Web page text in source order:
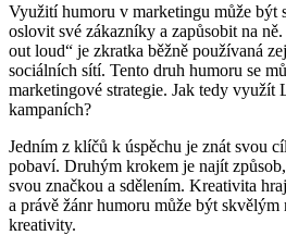
Využití humoru v marketingu může být
oslovit své zákazníky a zapůsobit na
out loud“ je zkratka běžně používaná
sociálních sítí. Tento druh humoru se
marketingové strategie. Jak tedy využít
kampaních?
Jedním z klíčů k úspěchu je znát svou
pobaví. Druhým krokem je najít
svou značkou a sdělením. Kreativita
a právě žánr humoru může být
kreativity.